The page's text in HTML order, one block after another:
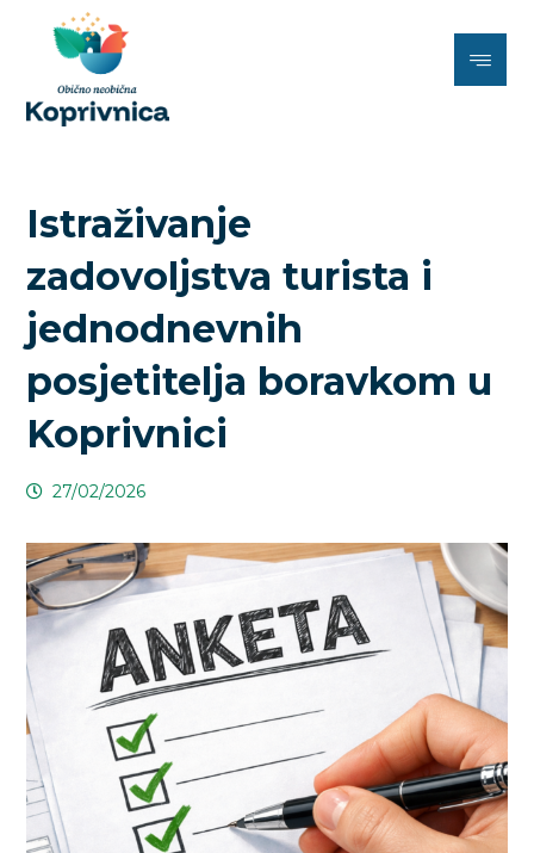
Istraživanje
zadovoljstva turista i
jednodnevnih
posjetitelja boravkom u
Koprivnici
27/02/2026